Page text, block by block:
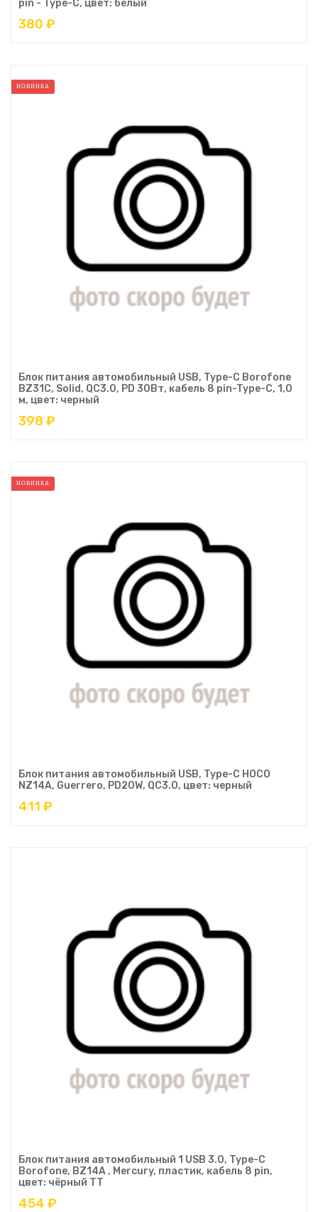
pin - Type-C, цвет: белый
380 ₽
НОВИНКА
Блок питания автомобильный USB, Type-C Borofone
BZ31C, Solid, QC3.0, PD 30Вт, кабель 8 pin-Type-C, 1,0
м, цвет: черный
398 ₽
НОВИНКА
Блок питания автомобильный USB, Type-C HOCO
NZ14A, Guerrero, PD20W, QC3.0, цвет: черный
411 ₽
Блок питания автомобильный 1 USB 3.0, Type-C
Borofone, BZ14A , Mercury, пластик, кабель 8 pin,
цвет: чёрный ТТ
454 ₽